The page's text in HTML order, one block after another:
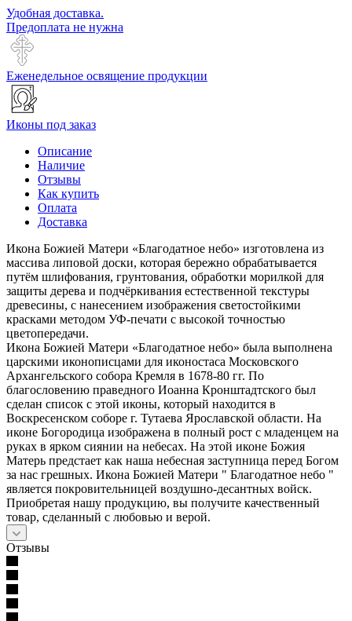
Удобная доставка.
Предоплата не нужна
Еженедельное освящение продукции
Иконы под заказ
Описание
Наличие
Отзывы
Как купить
Оплата
Доставка
Икона Божией Матери «Благодатное небо» изготовлена из
массива липовой доски, которая бережно обрабатывается
путём шлифования, грунтования, обработки морилкой для
защиты дерева и подчёркивания естественной текстуры
древесины, с нанесением изображения светостойкими
красками методом УФ-печати с высокой точностью
цветопередачи.
Икона Божией Матери «Благодатное небо» была выполнена
царскими иконописцами для иконостаса Московского
Архангельского собора Кремля в 1678-80 гг. По
благословению праведного Иоанна Кронштадтского был
сделан список с этой иконы, который находится в
Воскресенском соборе г. Тутаева Ярославской области. На
иконе Богородица изображена в полный рост с младенцем на
руках в ярком сиянии на небесах. На этой иконе Божия
Матерь предстает как наша небесная заступница перед Богом
за нас грешных. Икона Божией Матери " Благодатное небо "
является покровительницей воздушно-десантных войск.
Приобретая нашу продукцию, вы получите качественный
товар, сделанный с любовью и верой.
Отзывы